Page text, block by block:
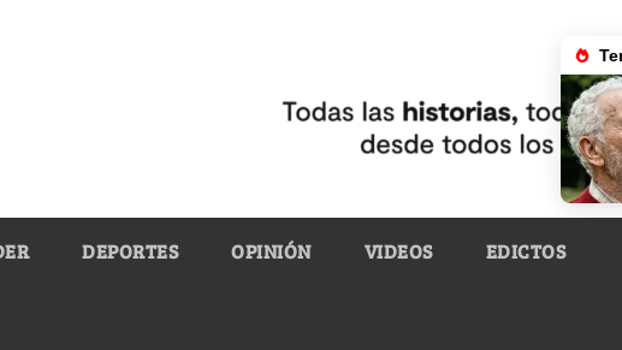
DEPORTES OPINIÓN VIDEOS EDICTOS